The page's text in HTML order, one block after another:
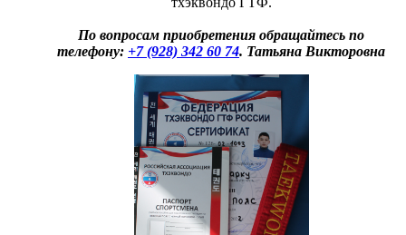
По вопросам приобретения обращайтесь по
телефону: +7 (928) 342 60 74. Татьяна Викторовна